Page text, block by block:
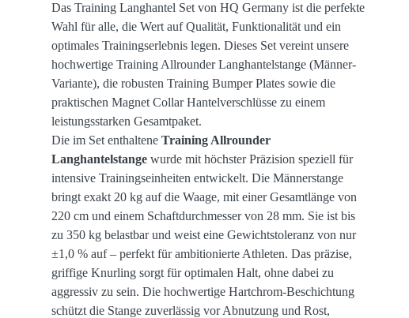
Das Training Langhantel Set von HQ Germany ist die perfekte
Wahl für alle, die Wert auf Qualität, Funktionalität und ein
optimales Trainingserlebnis legen. Dieses Set vereint unsere
hochwertige Training Allrounder Langhantelstange (Männer-
Variante), die robusten Training Bumper Plates sowie die
praktischen Magnet Collar Hantelverschlüsse zu einem
leistungsstarken Gesamtpaket.
Die im Set enthaltene Training Allrounder
Langhantelstange wurde mit höchster Präzision speziell für
intensive Trainingseinheiten entwickelt. Die Männerstange
bringt exakt 20 kg auf die Waage, mit einer Gesamtlänge von
220 cm und einem Schaftdurchmesser von 28 mm. Sie ist bis
zu 350 kg belastbar und weist eine Gewichtstoleranz von nur
±1,0 % auf – perfekt für ambitionierte Athleten. Das präzise,
griffige Knurling sorgt für optimalen Halt, ohne dabei zu
aggressiv zu sein. Die hochwertige Hartchrom-Beschichtung
schützt die Stange zuverlässig vor Abnutzung und Rost,